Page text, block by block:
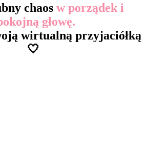
chaos w porządek i
głowę.
wirtualną przyjaciółką
🤍